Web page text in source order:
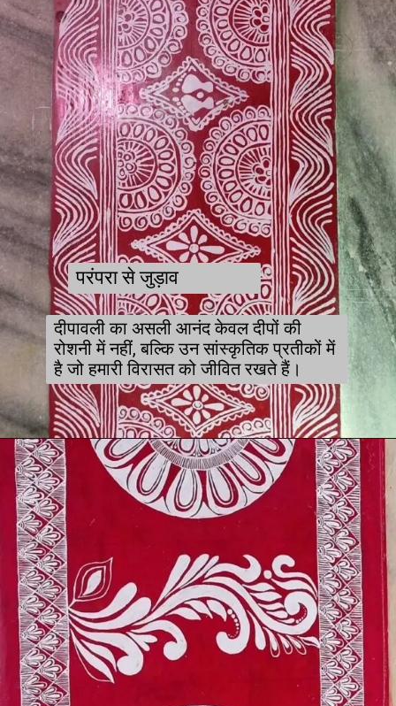
दीपावली का असली आनंद केवल दीपों की
रोशनी में नहीं, बल्कि उन सांस्कृतिक प्रतीकों में
है जो हमारी विरासत को जीवित रखते हैं।
परंपरा से जुड़ाव